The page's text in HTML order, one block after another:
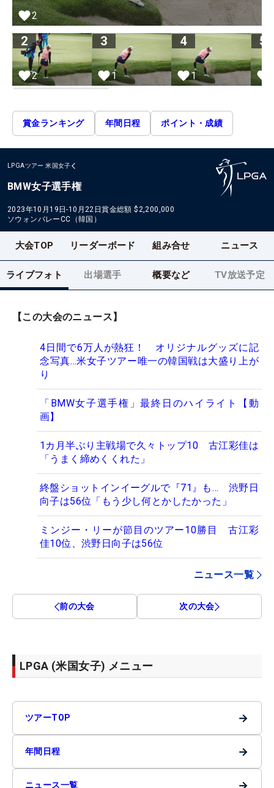
2
2
2
3
1
4
1
5
賞金ランキング 年間日程 ポイント・成績
LPGAツアー 米国女子
BMW女子選手権
2023年10月19日-10月22日賞金総額 $2,200,000
ソウォンバレーCC（韓国）
大会TOP リーダーボード 組み合せ ニュース
ライブフォト 出場選手 概要など TV放送予定
【この大会のニュース】
4日間で6万人が熱狂！ オリジナルグッズに記
念写真…米女子ツアー唯一の韓国戦は大盛り上が
り
「BMW女子選手権」最終日のハイライト【動
画】
1カ月半ぶり主戦場で久々トップ10 古江彩佳は
「うまく締めくくれた」
終盤ショットインイーグルで『71』も… 渋野日
向子は56位「もう少し何とかしたかった」
ミンジー・リーが節目のツアー10勝目 古江彩
佳10位、渋野日向子は56位
ニュース一覧
前の大会 次の大会
LPGA (米国女子) メニュー
ツアーTOP →
年間日程 →
ニュース一覧 →